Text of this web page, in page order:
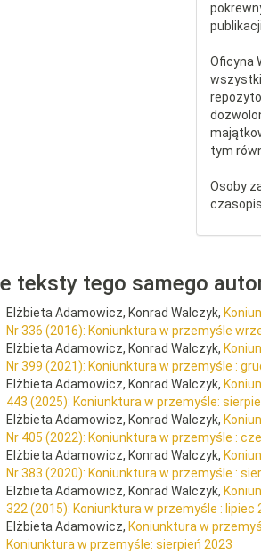
Oficyna
tym
Osoby
teksty tego samego
Elżbieta Adamowicz, Konrad Walczyk,
Nr 336 (2016): Koniunktura w przemyśle
Elżbieta Adamowicz, Konrad Walczyk,
Nr 399 (2021): Koniunktura w przemyśle :
Elżbieta Adamowicz, Konrad Walczyk,
443 (2025): Koniunktura w przemyśle:
Elżbieta Adamowicz, Konrad Walczyk,
Nr 405 (2022): Koniunktura w przemyśle :
Elżbieta Adamowicz, Konrad Walczyk,
Nr 383 (2020): Koniunktura w przemyśle :
Elżbieta Adamowicz, Konrad Walczyk,
322 (2015): Koniunktura w przemyśle : lipiec
Elżbieta Adamowicz, Koniunktura w
Koniunktura w przemyśle: sierpień 2023